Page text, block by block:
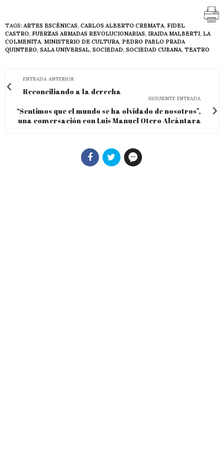
TAGS: ARTES ESCÉNICAS, CARLOS ALBERTO CREMATA, FIDEL
CASTRO, FUERZAS ARMADAS REVOLUCIONARIAS, IRAIDA MALBERTI, LA
COLMENITA, MINISTERIO DE CULTURA, PEDRO PABLO PRADA
QUINTERO, SALA UNIVERSAL, SOCIEDAD, SOCIEDAD CUBANA, TEATRO
ENTRADA ANTERIOR
Reconciliando a la derecha
SIGUIENTE ENTRADA
“Sentimos que el mundo se ha olvidado de nosotros”,
una conversación con Luis Manuel Otero Alcántara